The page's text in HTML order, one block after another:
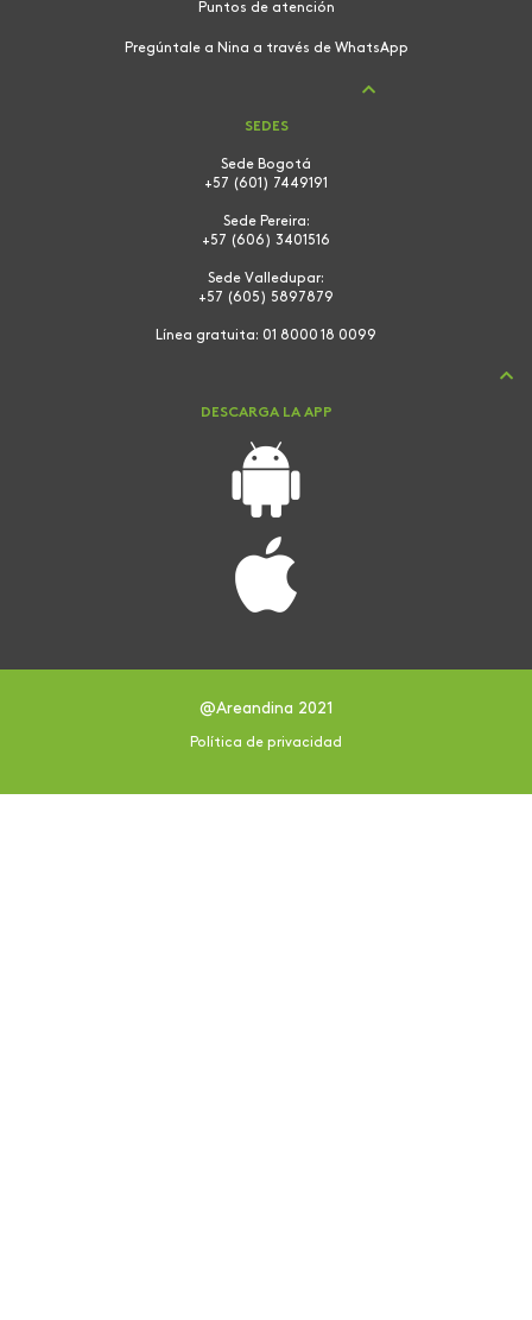
Puntos de atención
Pregúntale a Nina a través de WhatsApp
SEDES
Sede Bogotá
+57 (601) 7449191
Sede Pereira:
+57 (606) 3401516
Sede Valledupar:
+57 (605) 5897879
Línea gratuita: 01 8000 18 0099
DESCARGA LA APP
@Areandina 2021
Política de privacidad